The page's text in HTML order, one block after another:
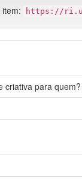
https://
criativa para quem?